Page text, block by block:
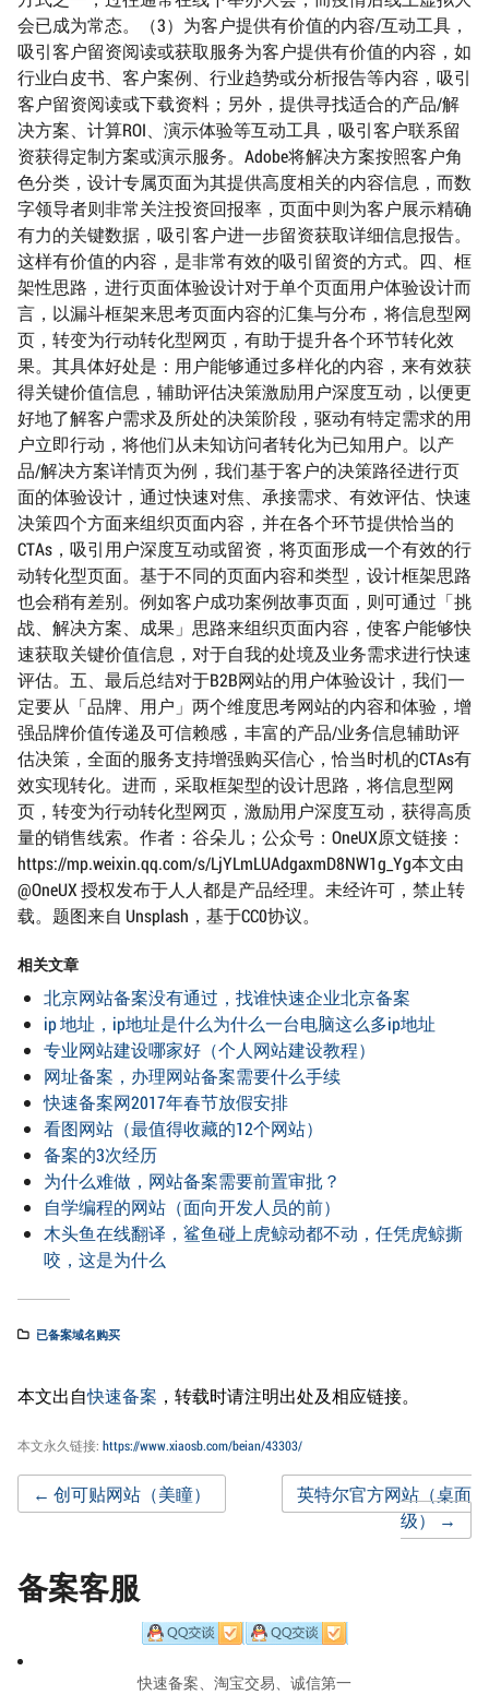
会已成为常态。（3）为客户提供有价值的内容/互动工具，
吸引客户留资阅读或获取服务为客户提供有价值的内容，如
行业白皮书、客户案例、行业趋势或分析报告等内容，吸引
客户留资阅读或下载资料；另外，提供寻找适合的产品/解
决方案、计算ROI、演示体验等互动工具，吸引客户联系留
资获得定制方案或演示服务。Adobe将解决方案按照客户角
色分类，设计专属页面为其提供高度相关的内容信息，而数
字领导者则非常关注投资回报率，页面中则为客户展示精确
有力的关键数据，吸引客户进一步留资获取详细信息报告。
这样有价值的内容，是非常有效的吸引留资的方式。四、框
架性思路，进行页面体验设计对于单个页面用户体验设计而
言，以漏斗框架来思考页面内容的汇集与分布，将信息型网
页，转变为行动转化型网页，有助于提升各个环节转化效
果。其具体好处是：用户能够通过多样化的内容，来有效获
得关键价值信息，辅助评估决策激励用户深度互动，以便更
好地了解客户需求及所处的决策阶段，驱动有特定需求的用
户立即行动，将他们从未知访问者转化为已知用户。以产
品/解决方案详情页为例，我们基于客户的决策路径进行页
面的体验设计，通过快速对焦、承接需求、有效评估、快速
决策四个方面来组织页面内容，并在各个环节提供恰当的
CTAs，吸引用户深度互动或留资，将页面形成一个有效的行
动转化型页面。基于不同的页面内容和类型，设计框架思路
也会稍有差别。例如客户成功案例故事页面，则可通过「挑
战、解决方案、成果」思路来组织页面内容，使客户能够快
速获取关键价值信息，对于自我的处境及业务需求进行快速
评估。五、最后总结对于B2B网站的用户体验设计，我们一
定要从「品牌、用户」两个维度思考网站的内容和体验，增
强品牌价值传递及可信赖感，丰富的产品/业务信息辅助评
估决策，全面的服务支持增强购买信心，恰当时机的CTAs有
效实现转化。进而，采取框架型的设计思路，将信息型网
页，转变为行动转化型网页，激励用户深度互动，获得高质
量的销售线索。作者：谷朵儿；公众号：OneUX原文链接：
https://mp.weixin.qq.com/s/LjYLmLUAdgaxmD8NW1g_Yg本文由
@OneUX 授权发布于人人都是产品经理。未经许可，禁止转
载。题图来自 Unsplash，基于CC0协议。
相关文章
北京网站备案没有通过，找谁快速企业北京备案
ip 地址，ip地址是什么为什么一台电脑这么多ip地址
专业网站建设哪家好（个人网站建设教程）
网址备案，办理网站备案需要什么手续
快速备案网2017年春节放假安排
看图网站（最值得收藏的12个网站）
备案的3次经历
为什么难做，网站备案需要前置审批？
自学编程的网站（面向开发人员的前）
木头鱼在线翻译，鲨鱼碰上虎鲸动都不动，任凭虎鲸撕
咬，这是为什么
已备案域名购买
本文出自快速备案 ，转载时请注明出处及相应链接。
本文永久链接: https://www.xiaosb.com/beian/43303/
Post
navigation
← 创可贴网站（美瞳）
英特尔官方网站（桌面
级）→
备案客服
快速备案、淘宝交易、诚信第一